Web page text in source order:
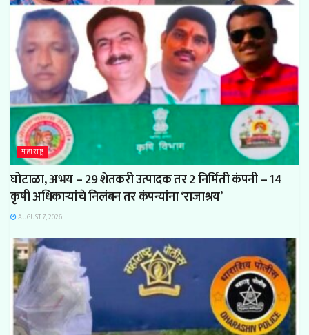
महाराष्ट्र
घोटाळा, अभय – 29 शेतकरी उत्पादक तर 2 निर्मिती कंपनी – 14
कृषी अधिकाऱ्यांचे निलंबन तर कंपन्यांना ‘राजाश्रय’
AUGUST 7, 2026